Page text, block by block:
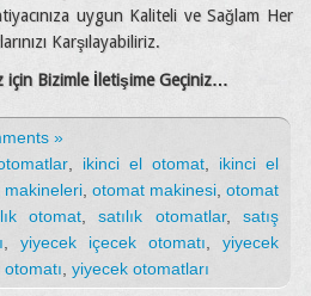
uygun Kaliteli ve Sağlam Her
Karşılayabiliriz.
için Bizimle İletişime Geçiniz…
»
, ikinci el otomat, ikinci el
makineleri otomat makinesi otomat
otomat ,satılık otomatlar,satış
yiyecek içecek otomatı
yiyecek
yiyecek otomatları